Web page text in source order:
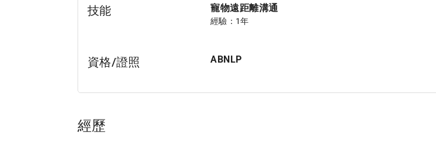
技能 寵物遠距離溝通
經驗：1年
資格/證照 ABNLP
經歷